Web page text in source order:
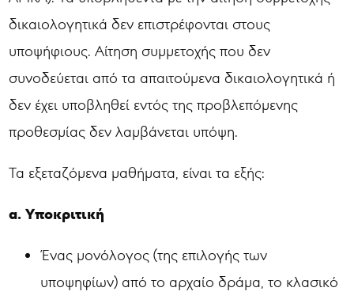
δικαιολογητικά δεν επιστρέφονται στους
υποψήφιους. Αίτηση συμμετοχής που δεν
συνοδεύεται από τα απαιτούμενα δικαιολογητικά ή
δεν έχει υποβληθεί εντός της προβλεπόμενης
προθεσμίας δεν λαμβάνεται υπόψη.
Τα εξεταζόμενα μαθήματα, είναι τα εξής:
α. Υποκριτική
Ένας μονόλογος (της επιλογής των
υποψηφίων) από το αρχαίο δράμα, το κλασικό